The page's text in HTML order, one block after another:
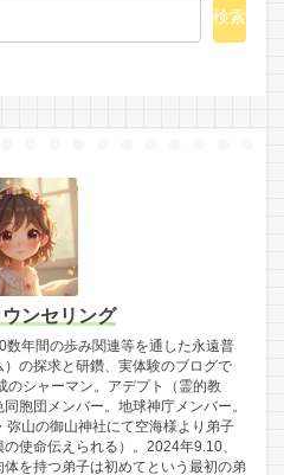
検索
ンセリング
数年間の歩み関連等を通した永遠普
の探求と研鑽、実体験のブログで
のシャーマン。アデプト（霊的教
胞団メンバー。地球神庁メンバー。
弥山の御山神社にて空海様より弟子
使命伝えられる）。2024年9.10、
を持つ弟子は初めてという最初の弟